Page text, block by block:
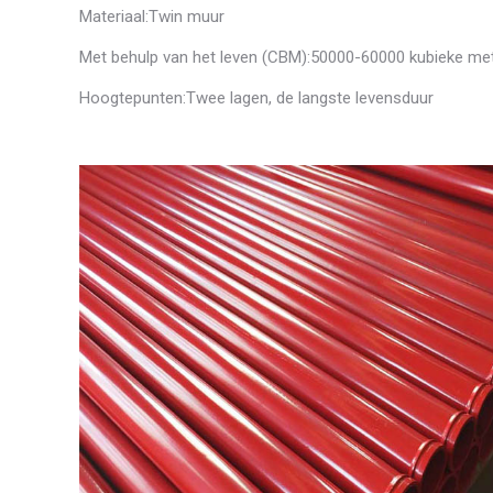
Materiaal:Twin muur
Met behulp van het leven (CBM):50000-60000 kubieke
Hoogtepunten:Twee lagen, de langste levensduur